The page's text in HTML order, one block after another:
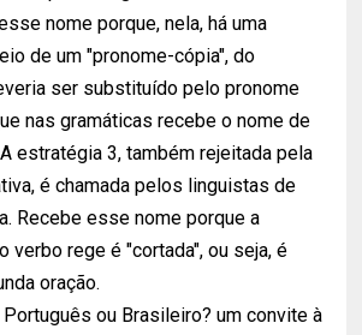
nome porque, nela, há uma
de um "pronome-cópia", do
ser substituído pelo pronome
nas gramáticas recebe o nome de
A estratégia 3, também rejeitada pela
é chamada pelos linguistas de
Recebe esse nome porque a
verbo rege é "cortada", ou seja, é
oração.
Português ou Brasileiro? um convite à